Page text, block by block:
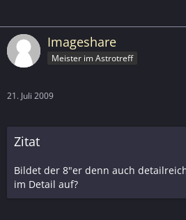
Imageshare
Meister im Astrotreff
21. Juli 2009
Zitat
Bildet der 8"er denn auch
im Detail auf?